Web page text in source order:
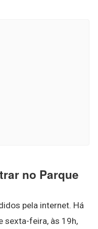
no Parque
pela internet. Há
sexta-feira, às 19h,